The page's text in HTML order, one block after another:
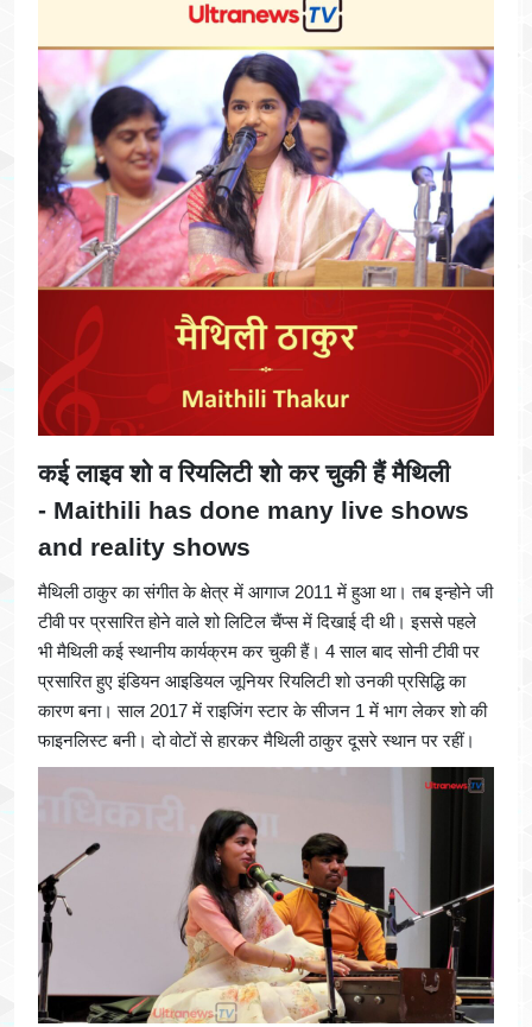
कई लाइव शो व रियलिटी शो कर चुकी हैं मैथिली
- Maithili has done many live shows
and reality shows
मैथिली ठाकुर का संगीत के क्षेत्र में आगाज 2011 में हुआ था। तब इन्होने जी
टीवी पर प्रसारित होने वाले शो लिटिल चैंप्स में दिखाई दी थी। इससे पहले
भी मैथिली कई स्थानीय कार्यक्रम कर चुकी हैं। 4 साल बाद सोनी टीवी पर
प्रसारित हुए इंडियन आइडियल जूनियर रियलिटी शो उनकी प्रसिद्धि का
कारण बना। साल 2017 में राइजिंग स्टार के सीजन 1 में भाग लेकर शो की
फाइनलिस्ट बनी। दो वोटों से हारकर मैथिली ठाकुर दूसरे स्थान पर रहीं।